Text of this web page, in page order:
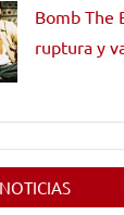
Bomb The
ruptura y